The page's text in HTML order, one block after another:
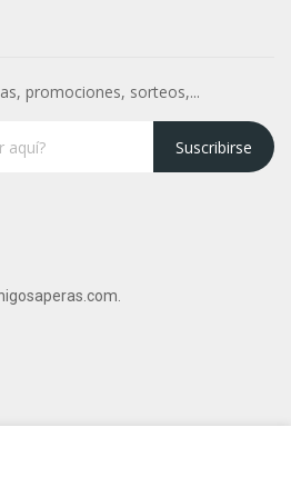
promociones, sorteos,...
Suscribirse